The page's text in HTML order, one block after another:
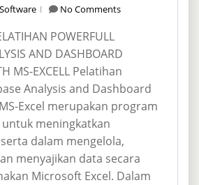
Software No Comments
POWERFULL
AND DASHBOARD
MS-EXCELL Pelatihan
Analysis and Dashboard
Excel merupakan program
meningkatkan
dalam mengelola,
menyajikan data secara
Microsoft Excel. Dalam